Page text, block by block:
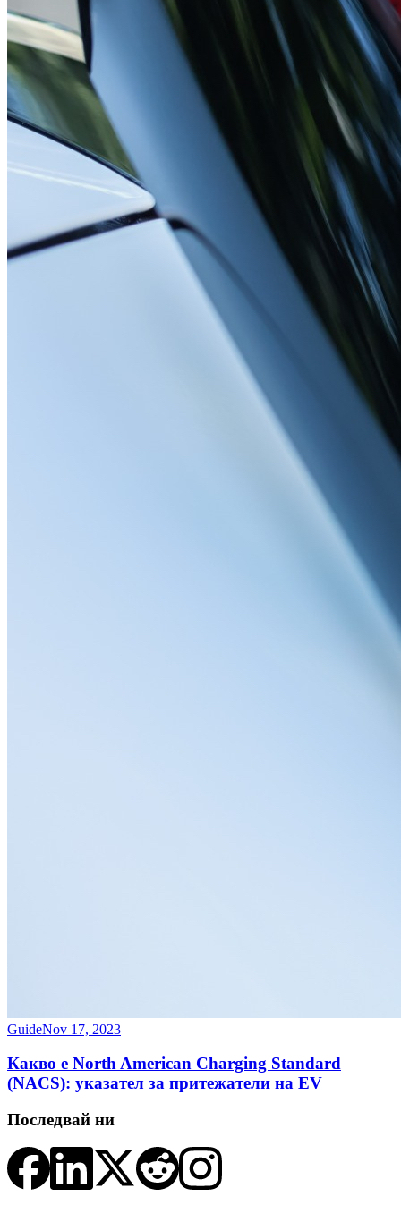
GuideNov 17, 2023
Какво е North American Charging Standard
(NACS): указател за притежатели на EV
Последвай ни